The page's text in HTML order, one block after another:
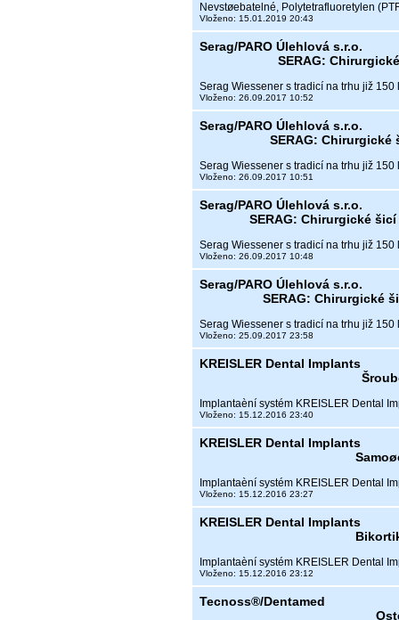
Nevstøebatelné, Polytetrafluoretylen
Vloženo: 15.01.2019 20:43
Serag/PARO Úlehlová s.r.o.
SERAG:
Serag Wiessener s tradicí na trhu již 150
Vloženo: 26.09.2017 10:52
Serag/PARO Úlehlová s.r.o.
SERAG: Chirurgické
Serag Wiessener s tradicí na trhu již 150
Vloženo: 26.09.2017 10:51
Serag/PARO Úlehlová s.r.o.
SERAG: Chirurgické šicí
Serag Wiessener s tradicí na trhu již 150
Vloženo: 26.09.2017 10:48
Serag/PARO Úlehlová s.r.o.
SERAG: Chirurgické
Serag Wiessener s tradicí na trhu již 150
Vloženo: 25.09.2017 23:58
KREISLER Dental Implants
Implantaèní systém KREISLER Dental
Vloženo: 15.12.2016 23:40
KREISLER Dental Implants
Implantaèní systém KREISLER Dental
Vloženo: 15.12.2016 23:27
KREISLER Dental Implants
Implantaèní systém KREISLER Dental
Vloženo: 15.12.2016 23:12
Tecnoss®/Dentamed